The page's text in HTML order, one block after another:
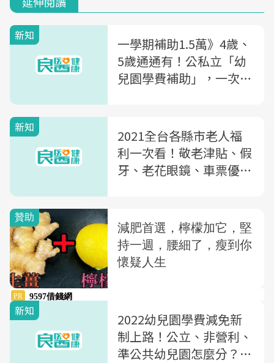
新知
一學期補助1.5萬》4歲、
5歲通通有！公私立「幼
兒園學費補助」，一次看
新知
2021全台各縣市老人福
利一次看！敬老津貼、假
牙、老花眼鏡、車票優惠
新知
2022幼兒園學費減免新
制上路！公立、非營利、
準公共幼兒園怎麼分？學